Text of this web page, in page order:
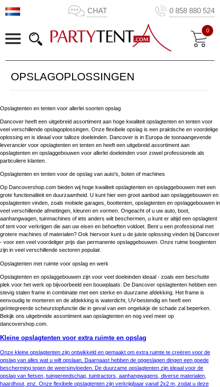
CHAT 0 858 880 524
0
OPSLAGOPLOSSINGEN
Opslagtenten en tenten voor allerlei soorten opslag
Dancover heeft een uitgebreid assortiment aan hoge kwaliteit opslagtenten en tenten voor
veel verschillende opslagoplossingen. Onze flexibele opslag is een praktische en voordelige
oplossing en is ideaal voor talloze doeleinden. Dancover is in Europa de toonaangevende
leverancier voor opslagtenten en tenten en heeft een uitgebreid assortiment aan
opslagtenten en opslaggebouwen voor allerlei doeleinden voor zowel professionele als
particuliere klanten.
Opslagtenten en tenten voor de opslag van auto's, boten of machines
Op Dancovershop.com bieden wij hoge kwaliteit opslagtenten en opslaggebouwen met een
grote functionaliteit en duurzaamheid. U kunt hier een groot aanbod aan opslaggebouwen en
opslagtenten vinden, zoals mobiele garages, boottenten, opslagtenten en opslaggebouwen in
veel verschillende afmetingen, kleuren en vormen. Ongeacht of u uw auto, boot,
aanhangwagen, tuinmachines of iets anders wilt beschermen, u kunt er altijd een opslagtent
of tent voor verkrijgen die aan uw eisen en behoeften voldoet. Bent u een professional met
grotere machines of materialen? Ook hiervoor kunt u de juiste oplossing vinden bij Dancover
- voor een veel voordeliger prijs dan permanente opslaggebouwen. Onze ruime boogtenten
zijn in veel verschillende sectoren populair.
Opslagtenten met ruimte voor opslag en werk
Opslagtenten en opslaggebouwen zijn voor veel doeleinden ideaal - zoals een beschutte
plek voor het werk op bijvoorbeeld een bouwplaats. De Dancover opslagtenten hebben een
stevig stalen frame in combinatie met een sterke en duurzame afdekking. Het frame is
eenvoudig te monteren en de afdekking is waterdicht, UV-bestendig en heeft een
geïntegreerde scheurstopfunctie die in geval van een ongelukje de schade zal beperken.
Bekijk ons uitgebreide assortiment aan opslagtenten en nog veel meer op
dancovershop.com.
Kleine opslagtenten voor extra ruimte en opslag
Onze kleine opslagtenten zijn ontwikkeld en gemaakt om extra ruimte te creëren voor de
opslag van alles wat u wilt opslaan. Daarnaast hebben de opgeslagen dingen een goede
bescherming tegen de weersinvloeden. De duurzame opslagtenten zijn ideaal voor de
opslag van fietsen, tuingereedschap, tuintractors, aanhangwagens, diverse materialen,
haardhout, enz. Onze flexibele opslagtenten zijn verkrijgbaar vanaf 2x2 m, zodat u deze